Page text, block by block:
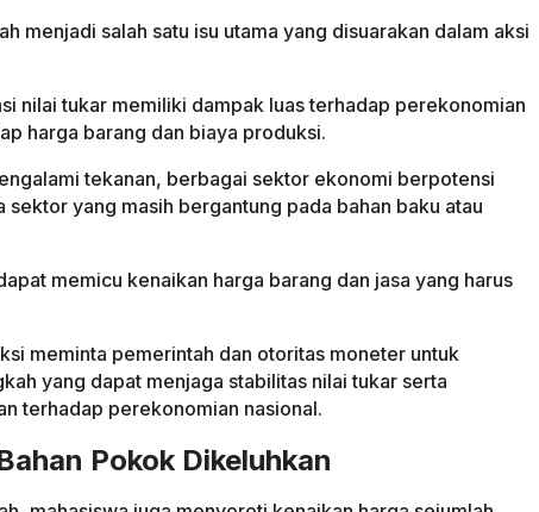
menjadi salah satu isu utama yang disuarakan dalam aksi
nilai tukar memiliki dampak luas terhadap perekonomian
harga barang dan biaya produksi.
tekanan, berbagai sektor ekonomi berpotensi
yang masih bergantung pada bahan baku atau
memicu kenaikan harga barang dan jasa yang harus
meminta pemerintah dan otoritas moneter untuk
yang dapat menjaga stabilitas nilai tukar serta
terhadap perekonomian nasional.
Pokok Dikeluhkan